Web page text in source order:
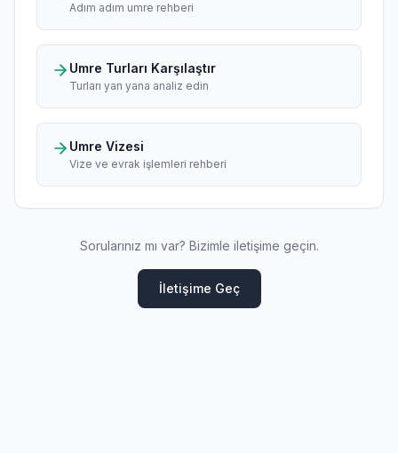
Adım adım umre rehberi
Umre Turları Karşılaştır
Turları yan yana analiz edin
Umre Vizesi
Vize ve evrak işlemleri rehberi
Sorularınız mı var? Bizimle iletişime geçin.
İletişime Geç